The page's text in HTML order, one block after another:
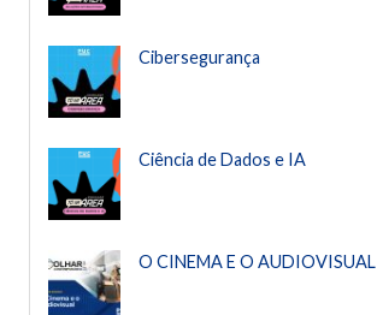
Cibersegurança
Ciência de Dados e IA
O CINEMA E O AUDIOVISUAL